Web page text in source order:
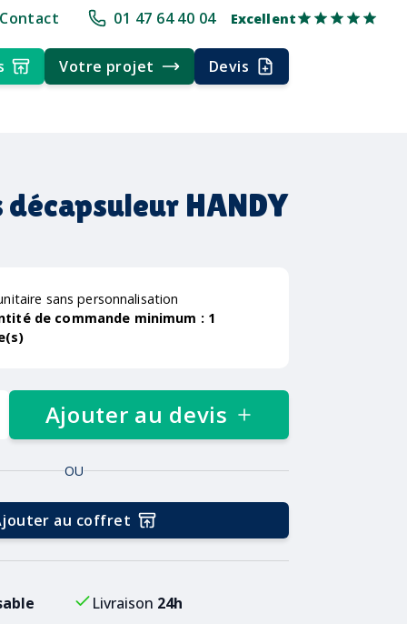
+30 ans d'expérience Délai rapide Délai rapide Livraison
Contact 01 47 64 40 04 Excellent
Votre projet Devis
HANDY
sans personnalisation
de commande minimum : 1
Ajouter au devis
OU
au coffret
Livraison 24h